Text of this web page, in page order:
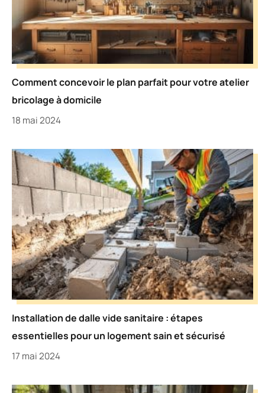
Comment concevoir le plan parfait pour votre atelier
bricolage à domicile
18 mai 2024
Installation de dalle vide sanitaire : étapes
essentielles pour un logement sain et sécurisé
17 mai 2024